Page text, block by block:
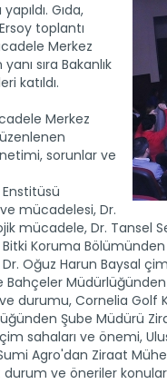
Gıda,
toplantı
Merkez
sıra Bakanlık
katıldı.
Merkez
sorunlar ve
mücadelesi, Dr.
mücadele, Dr.
Koruma Bölümünden
Oğuz Harun Baysal
Bahçeler
durumu, Cornelia
Şube Müdürü
sahaları ve önemi,
Agro'dan Ziraat
ve öneriler